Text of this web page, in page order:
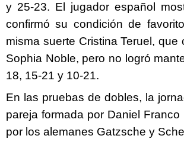
y 25-23. El jugador español
confirmó su condición de
misma suerte Cristina Teruel,
Sophia Noble, pero no logró
18, 15-21 y 10-21.
En las pruebas de dobles, la
pareja formada por Daniel
por los alemanes Gatzsche y